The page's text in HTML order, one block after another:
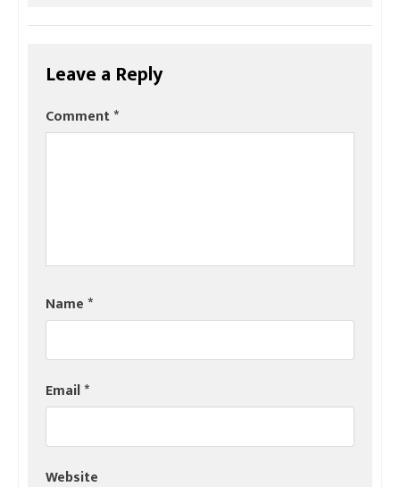
Leave a Reply
Comment*
Name*
Email*
Website